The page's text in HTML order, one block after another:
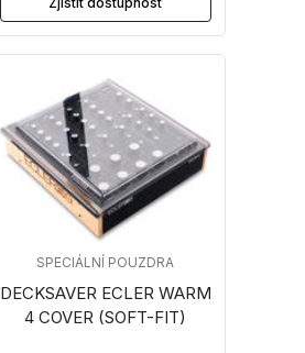
DECKSAVER ECLER WARM
4 COVER (SOFT-FIT)
SPECIÁLNÍ POUZDRA